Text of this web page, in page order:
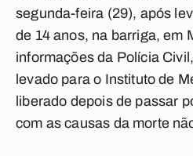
segunda-feira (29), após
de 14 anos, na barriga, em
informações da Polícia
levado para o Instituto de
liberado depois de passar
com as causas da morte